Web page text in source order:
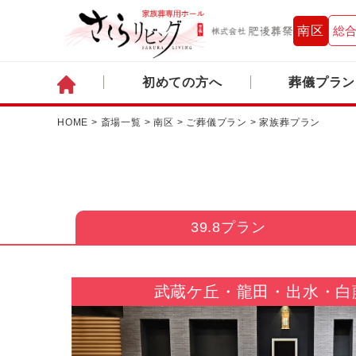
南区 総
初めての方へ 葬儀プラン
HOME > 斎場一覧 >南区 > ご葬儀プラン >家族葬プラン
39.8プラン
武蔵ケ丘・龍田・出水・